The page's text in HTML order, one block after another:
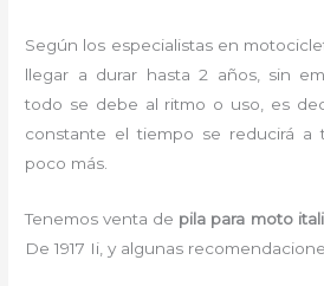
Según los especialistas en
llegar a durar hasta 2 años, sin
todo se debe al ritmo o uso, es
constante el tiempo se reducirá
poco más.
Tenemos venta de pila para moto
De 1917 Ii, y algunas